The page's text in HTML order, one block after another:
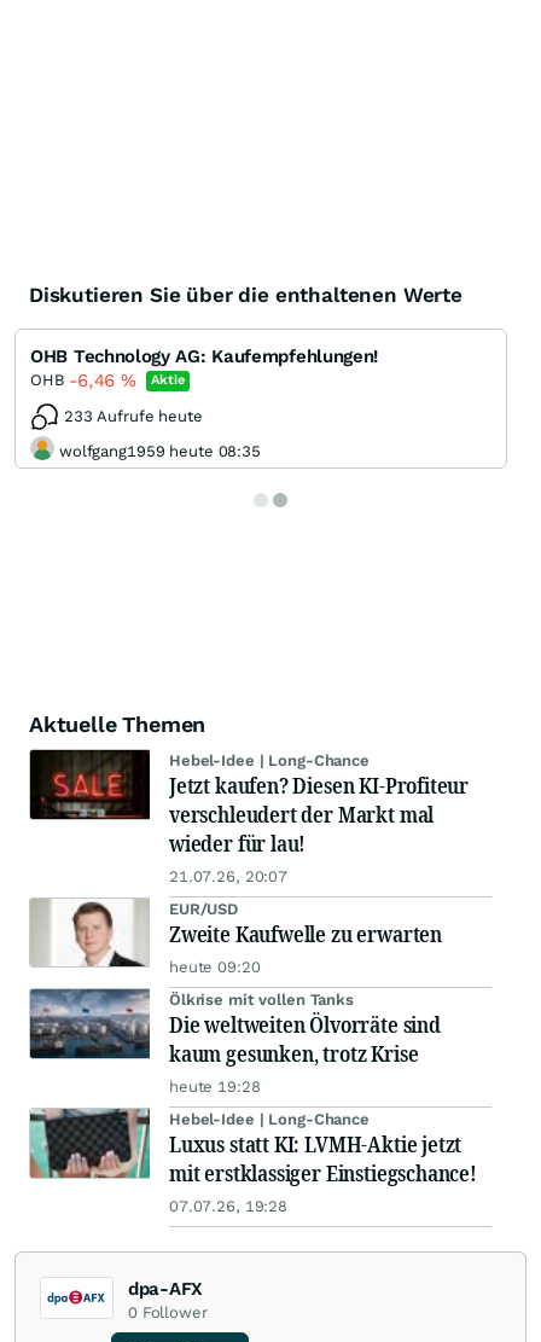
Diskutieren Sie über die enthaltenen Werte
OHB Technology AG: Kaufempfehlungen!
OHB -6,46 % Aktie
233 Aufrufe heute
wolfgang1959 heute 08:35
Aktuelle Themen
Hebel-Idee | Long-Chance
Jetzt kaufen? Diesen KI-Profiteur
verschleudert der Markt mal
wieder für lau!
21.07.26, 20:07
EUR/USD
Zweite Kaufwelle zu erwarten
heute 09:20
Ölkrise mit vollen Tanks
Die weltweiten Ölvorräte sind
kaum gesunken, trotz Krise
heute 19:28
Hebel-Idee | Long-Chance
Luxus statt KI: LVMH-Aktie jetzt
mit erstklassiger Einstiegschance!
07.07.26, 19:28
dpa-AFX
0 Follower